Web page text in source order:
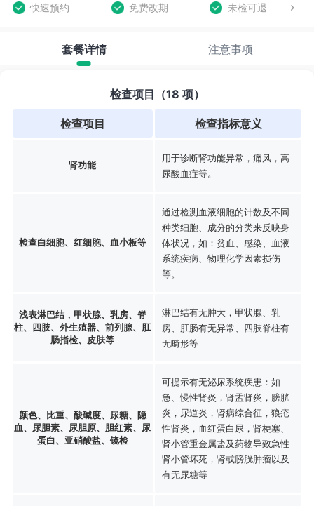
快速预约 免费改期 未检可退
套餐详情 注意事项
检查项目（18 项）
检查项目 检查指标意义
肾功能
用于诊断肾功能异常，痛风，高
尿酸血症等。
检查白细胞、红细胞、血小板等
通过检测血液细胞的计数及不同
种类细胞、成分的分类来反映身
体状况，如：贫血、感染、血液
系统疾病、物理化学因素损伤
等。
浅表淋巴结，甲状腺、乳房、脊
柱、四肢、外生殖器、前列腺、肛
肠指检、皮肤等
淋巴结有无肿大，甲状腺、乳
房、肛肠有无异常、四肢脊柱有
无畸形等
颜色、比重、酸碱度、尿糖、隐
血、尿胆素、尿胆原、胆红素、尿
蛋白、亚硝酸盐、镜检
可提示有无泌尿系统疾患：如
急、慢性肾炎，肾盂肾炎，膀胱
炎，尿道炎，肾病综合征，狼疮
性肾炎，血红蛋白尿，肾梗塞、
肾小管重金属盐及药物导致急性
肾小管坏死，肾或膀胱肿瘤以及
有无尿糖等